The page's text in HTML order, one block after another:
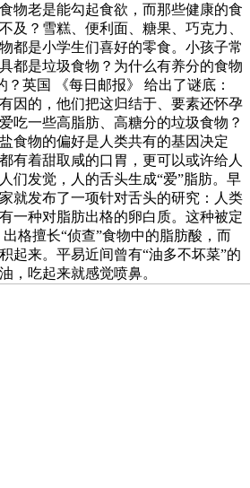
物老是能勾起食欲，而那些健康的食
及？雪糕、便利面、糖果、巧克力、
都是小学生们喜好的零食。小孩子常
都是垃圾食物？为什么有养分的食物
英国 《每日邮报》 给出了谜底：
因的，他们把这归结于、要素还怀孕
吃一些高脂肪、高糖分的垃圾食物？
食物的偏好是人类共有的基因决定
有着甜取咸的口胃，更可以或许给人
们发觉，人的舌头生成“爱”脂肪。早
就发布了一项针对舌头的研究：人类
一种对脂肪出格的卵白质。这种被定
格擅长“侦查”食物中的脂肪酸，而
起来。平易近间曾有“油多不坏菜”的
，吃起来就感觉喷鼻。